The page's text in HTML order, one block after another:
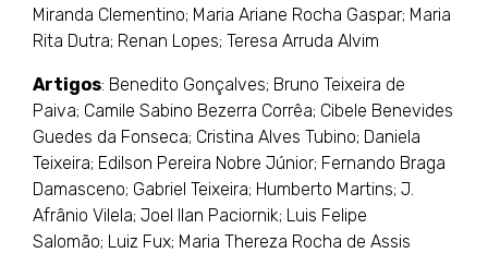
Miranda Clementino; Maria Ariane Rocha Gaspar; Maria
Rita Dutra; Renan Lopes; Teresa Arruda Alvim
Artigos: Benedito Gonçalves; Bruno Teixeira de
Paiva; Camile Sabino Bezerra Corrêa; Cibele Benevides
Guedes da Fonseca; Cristina Alves Tubino; Daniela
Teixeira; Edilson Pereira Nobre Júnior; Fernando Braga
Damasceno; Gabriel Teixeira; Humberto Martins; J.
Afrânio Vilela; Joel Ilan Paciornik; Luis Felipe
Salomão; Luiz Fux; Maria Thereza Rocha de Assis